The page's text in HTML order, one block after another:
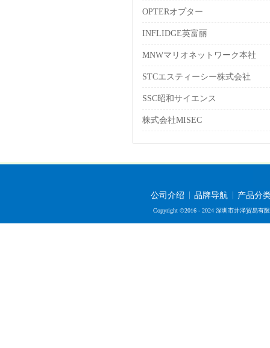
OPTERオプター
INFLIDGE英富丽
MNWマリオネットワーク本社
STCエスティーシー株式会社
SSC昭和サイエンス
株式会社MISEC
公司介绍 品牌导航 产品分
Copyright ©2016 - 2024 深圳市井泽贸易有